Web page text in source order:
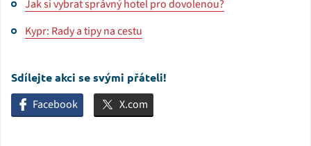
Jak si vybrat správný hotel pro dovolenou?
Kypr: Rady a tipy na cestu
Sdílejte akci se svými přáteli!
Facebook X.com